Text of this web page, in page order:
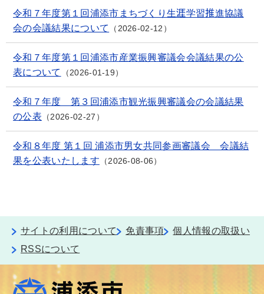
令和７年度第１回浦添市まちづくり生涯学習推進協議
会の会議結果について
2026-02-12
令和７年度第１回浦添市産業振興審議会会議結果の公
表について
2026-01-19
令和７年度 第３回浦添市観光振興審議会の会議結果
の公表
2026-02-27
令和８年度 第１回 浦添市男女共同参画審議会 会議結
果を公表いたします
2026-08-06
サイトの利用について 免責事項
個人情報の取扱い
RSSについて